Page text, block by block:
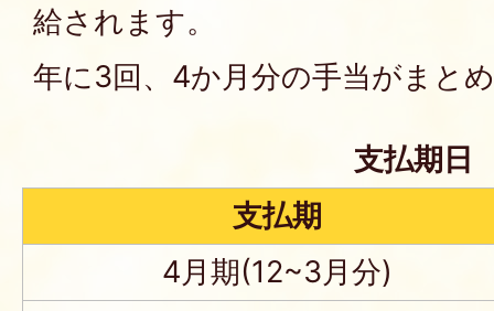
給されます。
年に3回、4か月分の手当がまと
支払期日
支払期
4月期(12~3月分)